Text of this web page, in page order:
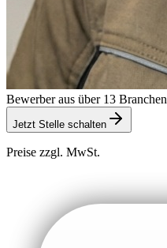
Bewerber aus über 13 Branchen
Jetzt Stelle schalten
Preise zzgl. MwSt.